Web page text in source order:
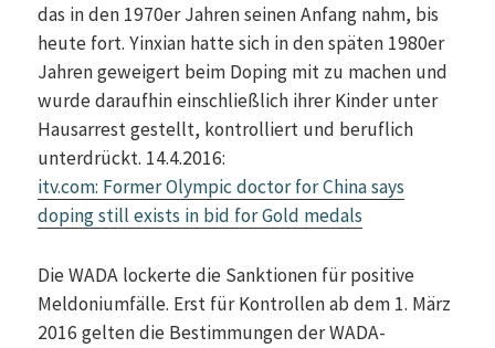
das in den 1970er Jahren seinen Anfang nahm, bis
heute fort. Yinxian hatte sich in den späten 1980er
Jahren geweigert beim Doping mit zu machen und
wurde daraufhin einschließlich ihrer Kinder unter
Hausarrest gestellt, kontrolliert und beruflich
unterdrückt. 14.4.2016:
itv.com: Former Olympic doctor for China says
doping still exists in bid for Gold medals
Die WADA lockerte die Sanktionen für positive
Meldoniumfälle. Erst für Kontrollen ab dem 1. März
2016 gelten die Bestimmungen der WADA-